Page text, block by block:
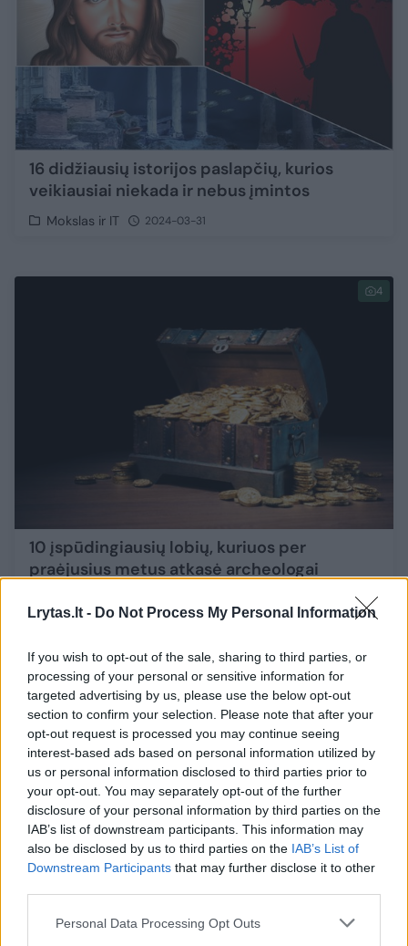
Lrytas.lt - Do Not Process My Personal Information
If you wish to opt-out of the sale, sharing to third parties, or
processing of your personal or sensitive information for
targeted advertising by us, please use the below opt-out
section to confirm your selection. Please note that after your
opt-out request is processed you may continue seeing
interest-based ads based on personal information utilized by
us or personal information disclosed to third parties prior to
your opt-out. You may separately opt-out of the further
disclosure of your personal information by third parties on the
IAB’s list of downstream participants. This information may
also be disclosed by us to third parties on the IAB’s List of
Downstream Participants that may further disclose it to other
Personal Data Processing Opt Outs
16 didžiausių istorijos paslapčių, kurios
veikiausiai niekada ir nebus įmintos
Mokslas ir IT 2024-03-31
4
10 įspūdingiausių lobių, kuriuos per
praėjusius metus atkasė archeologai
slapčiausias savo kerteles